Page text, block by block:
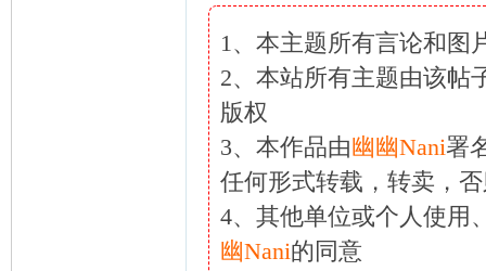
1、本主题所有言论和图
2、本站所有主题由该帖
版权
3、本作品由幽幽Nani署
任何形式转载，转卖，
4、其他单位或个人使用
幽Nani的同意